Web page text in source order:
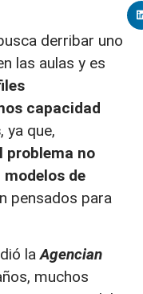
derribar uno
las aulas y es
capacidad
, ya que,
problema no
de
pensados para
laAgencian
muchos